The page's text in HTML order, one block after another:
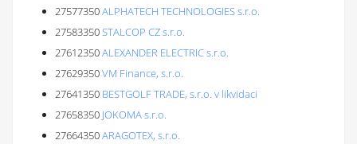
27577350ALPHATECH TECHNOLOGIES s.r.o.
27583350STALCOP CZ s.r.o.
27612350ALEXANDER ELECTRIC s.r.o.
27629350VM Finance, s.r.o.
27641350 BESTGOLF TRADE, s.r.o. v likvidaci
27658350 JOKOMA s.r.o.
27664350ARAGOTEX, s.r.o.